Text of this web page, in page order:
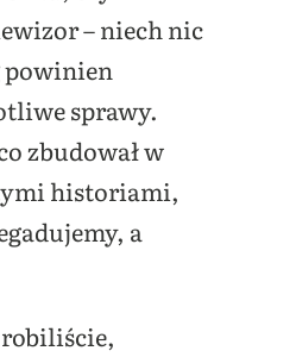
– niech nic
powinien
sprawy.
zbudował w
historiami,
a